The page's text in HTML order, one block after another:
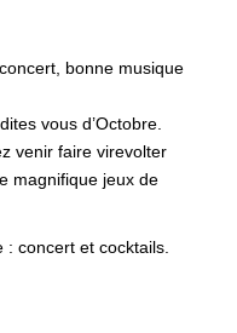
bonne musique
vous d’Octobre.
venir faire virevolter
magnifique jeux de
: concert et cocktails.